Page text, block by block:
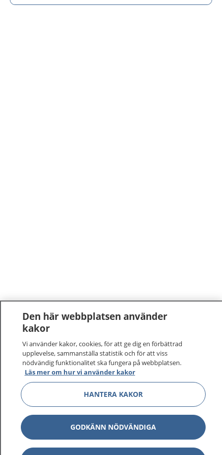
1177 tryggt om din hälsa och vård
På 1177.se får du råd om hälsa och information om
sjukdomar och vilka mottagningar du kan kontakta.
Logga in för att läsa din journal och göra dina
vårdärenden. Ring telefonnummer 1177 för
Den här webbplatsen använder
kakor
Vi använder kakor, cookies, för att ge dig en förbättrad
upplevelse, sammanställa statistik och för att viss
nödvändig funktionalitet ska fungera på webbplatsen.
Läs mer om hur vi använder kakor
HANTERA KAKOR
GODKÄNN NÖDVÄNDIGA